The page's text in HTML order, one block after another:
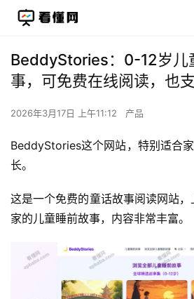
BeddyStories：0-12岁儿
事，可免费在线阅读，也
2026年3月17日 上午11:12 产品
BeddyStories这个网站，特别适合
长。
这是一个免费的童话故事阅读网站
家的儿童睡前故事，内容非常丰富。